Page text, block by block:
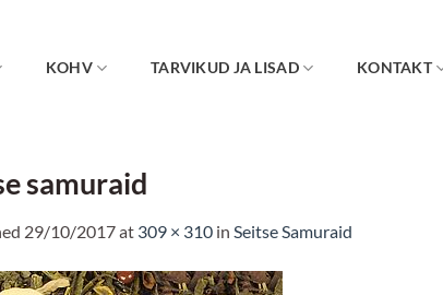
KOHV TARVIKUD JA LISAD KONTAKT
samuraid
29/10/2017at 309 × 310 in Seitse Samuraid